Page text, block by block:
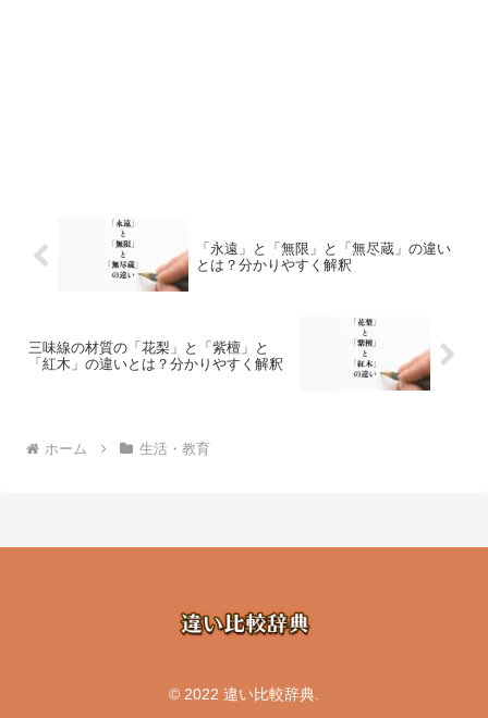
「永遠」と「無限」と「無尽蔵」の違い
とは？分かりやすく解釈
三味線の材質の「花梨」と「紫檀」と
「紅木」の違いとは？分かりやすく解釈
ホーム 生活・教育
© 2022 違い比較辞典.